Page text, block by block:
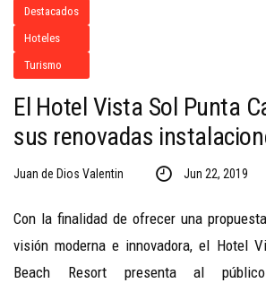
Destacados
Hoteles
Turismo
El Hotel Vista Sol Punta
sus renovadas
Juan de Dios Valentin Jun 22, 2019
Con la finalidad de ofrecer una
visión moderna e innovadora, el Hotel
Beach Resort presenta al